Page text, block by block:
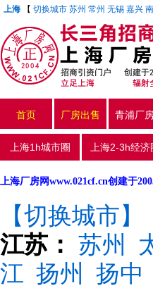
上海 【 切换城市 苏州 常州 无锡 嘉兴
首页 厂房出售 青浦厂
上海1h城市圈 上海2-3h经济
上海厂房网www.021cf.cn创建于
【切换城市】
江苏： 苏州
江 扬州 扬中